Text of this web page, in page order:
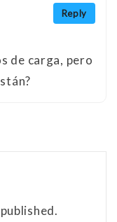
Reply
de carga, pero